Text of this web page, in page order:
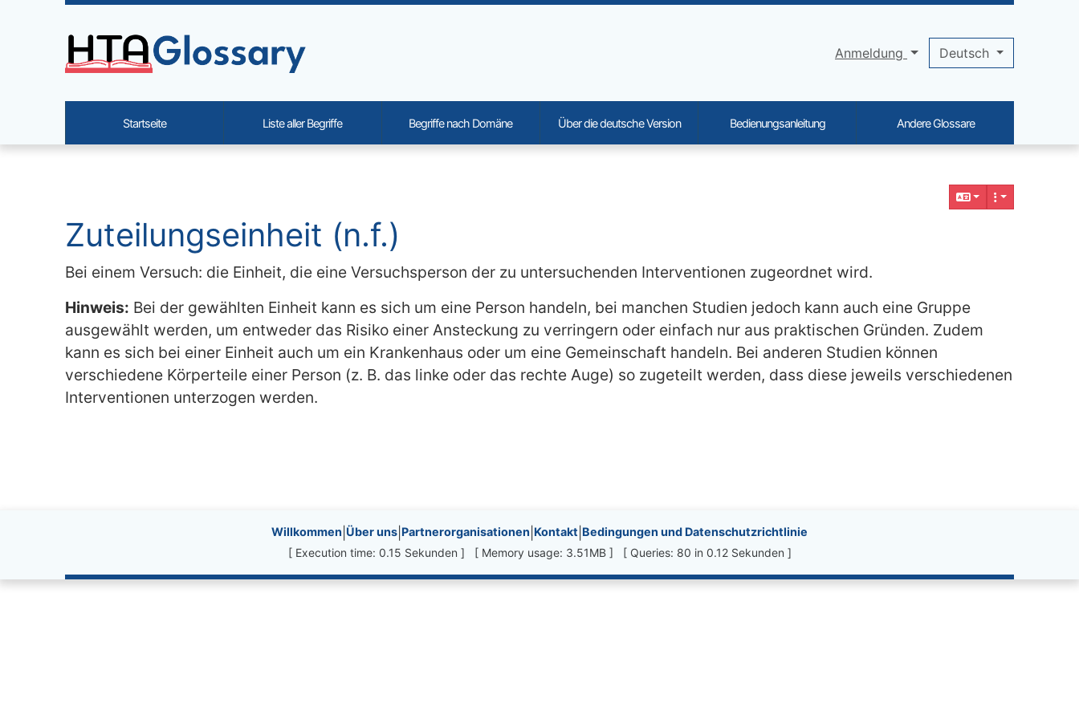
Navigation and related functionality and content
Zuteilungseinheit (n.f.)
Bei einem Versuch: die Einheit, die eine Versuchsperson der zu untersuchenden Interventionen zugeordnet wird.
Hinweis: Bei der gewählten Einheit kann es sich um eine Person handeln, bei manchen Studien jedoch kann auch eine Gruppe
ausgewählt werden, um entweder das Risiko einer Ansteckung zu verringern oder einfach nur aus praktischen Gründen. Zudem
kann es sich bei einer Einheit auch um ein Krankenhaus oder um eine Gemeinschaft handeln. Bei anderen Studien können
verschiedene Körperteile einer Person (z. B. das linke oder das rechte Auge) so zugeteilt werden, dass diese jeweils verschiedenen
Interventionen unterzogen werden.
Site information, links, etc.
Willkommen Über uns Partnerorganisationen Kontakt Bedingungen und Datenschutzrichtlinie
[ Execution time: 0.15 Sekunden ] [ Memory usage: 3.51MB ] [ Queries: 80 in 0.12 Sekunden ]
Site identity, navigation, etc.
Anmeldung Deutsch
Startseite Liste aller Begriffe Begriffe nach Domäne Über die deutsche Version Bedienungsanleitung Andere Glossare